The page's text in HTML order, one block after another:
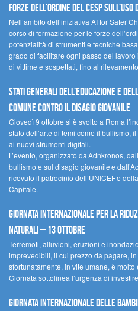
forze dell’ordine del CESP
Nell’ambito dell’iniziativa AI for Safer
corso di formazione per le forze
potenzialità di strumenti e tecniche
grado di facilitare ogni passo del
di vittime e sospettati, fino al
Stati Generali dell’Educazione e
comune contro il disagio giovanile
Giovedì 9 ottobre si è svolto a Roma
stato dell’arte di temi come il bullismo,
ai nuovi strumenti digitali.
L’evento, organizzato da Adnkronos,
bullismo e sul disagio giovanile e
ricevuto il patrocinio dell’UNICEF e
Capitale.
Giornata internazionale per la
naturali – 13 ottobre
Terremoti, alluvioni, eruzioni e
imprevedibili, il cui prezzo da pagare,
sfortunatamente, in vite umane, è
Giornata sottolinea l’urgenza di
Giornata internazionale delle